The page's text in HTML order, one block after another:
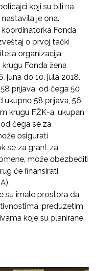
koji su bili na
je ona.
koordinatorka Fonda
o prvoj tački
organizacija
krugu Fonda žena
juna do 10. jula 2018.
prijava, od čega 50
ukupno 58 prijava, 56
krugu FŽK-a, ukupan
čega se za
osigurati
se za grant za
može obezbediti
će finansirati
su imale prostora da
preduzetim
koje su planirane